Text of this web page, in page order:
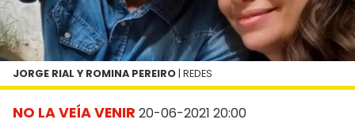
NO LA VEÍA VENIR 20-06-2021 20:00
JORGE RIAL Y ROMINA PEREIRO | REDES